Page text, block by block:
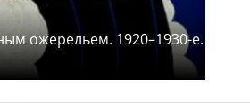
ожерельем. 1920–1930-е.